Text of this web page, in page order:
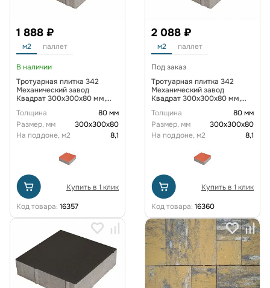
1 888 ₽
м2 паллет
В наличии
Тротуарная плитка 342
Механический завод
Квадрат 300х300х80 мм,
Толщина
80 мм
Размер, мм
300х300х80
На поддоне, м2
8,1
Купить в 1 клик
Код товара: 16357
2 088 ₽
м2 паллет
Под заказ
Тротуарная плитка 342
Механический завод
Квадрат 300х300х80 мм,
Толщина
80 мм
Размер, мм
300х300х80
На поддоне, м2
8,1
Купить в 1 клик
Код товара: 16360